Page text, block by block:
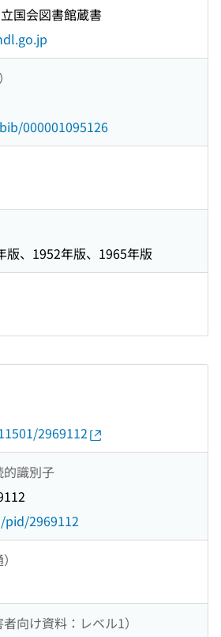
国会図書館蔵書
000001095126
版、1952年版、1965年版
2969112
識別子
2969112
向け資料：レベル1）